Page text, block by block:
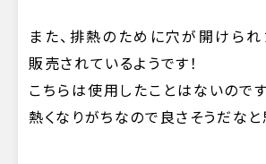
また、排熱のために穴が開けら
販売されているようです！
こちらは使用したことはないので
熱くなりがちなので良さそうだなと